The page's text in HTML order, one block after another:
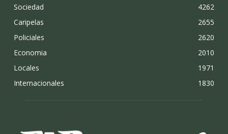
Sociedad
4262
Caripelas
2655
Policiales
2620
Economia
2010
Locales
1971
Internacionales
1830